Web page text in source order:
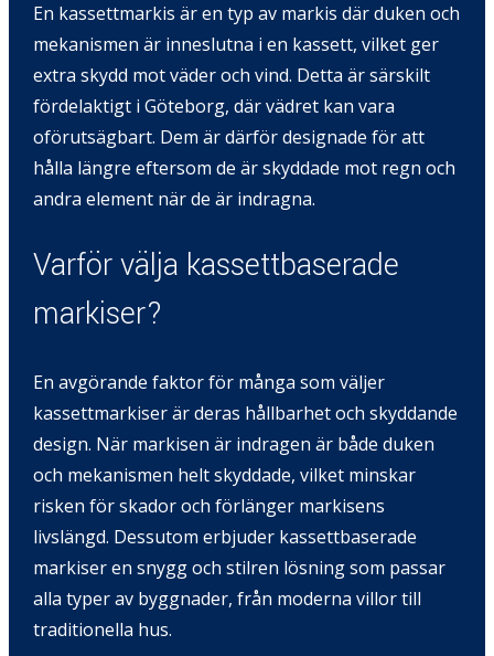
En kassettmarkis är en typ av markis där duken och
mekanismen är inneslutna i en kassett, vilket ger
extra skydd mot väder och vind. Detta är särskilt
fördelaktigt i Göteborg, där vädret kan vara
oförutsägbart. Dem är därför designade för att
hålla längre eftersom de är skyddade mot regn och
andra element när de är indragna.
Varför välja kassettbaserade
markiser?
En avgörande faktor för många som väljer
kassettmarkiser är deras hållbarhet och skyddande
design. När markisen är indragen är både duken
och mekanismen helt skyddade, vilket minskar
risken för skador och förlänger markisens
livslängd. Dessutom erbjuder kassettbaserade
markiser en snygg och stilren lösning som passar
alla typer av byggnader, från moderna villor till
traditionella hus.